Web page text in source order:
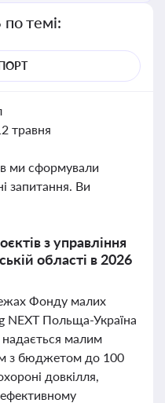
темі:
травня
ми сформували
запитання. Ви
з управління
області в 2026
Фонду малих
NEXT Польща-Україна
малим
з бюджетом до 100
довкілля,
ефективному